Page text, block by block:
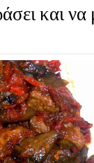
και να